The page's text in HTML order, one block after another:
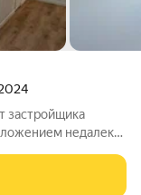
недалеко
силы на ремонт,